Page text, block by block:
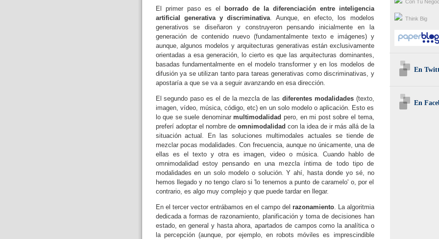
El primer paso es el borrado de la diferenciación entre inteligencia
artificial generativa y discriminativa . Aunque, en efecto, los modelos
generativos se diseñaron y construyeron pensando inicialmente en la
generación de contenido nuevo (fundamentalmente texto e imágenes) y
aunque, algunos modelos y arquitecturas generativas están exclusivamente
orientadas a esa generación, lo cierto es que las arquitecturas dominantes,
basadas fundamentalmente en el modelo transformer y en los modelos de
difusión ya se utilizan tanto para tareas generativas como discriminativas, y
apostaría a que se va a seguir avanzando en esa dirección.
El segundo paso es el de la mezcla de las diferentes modalidades(texto,
imagen, vídeo, música, código, etc) en un solo modelo o aplicación. Esto es
lo que se suele denominarmultimodalidadpero, en mi post sobre el tema,
preferí adoptar el nombre de omnimodalidad con la idea de ir más allá de la
situación actual. En las soluciones multimodales actuales se tiende de
mezclar pocas modalidades. Con frecuencia, aunque no únicamente, una de
ellas es el texto y otra es imagen, video o música. Cuando hablo de
omnimodalidad estoy pensando en una mezcla íntima de todo tipo de
modalidades en un solo modelo o solución. Y ahí, hasta donde yo sé, no
hemos llegado y no tengo claro si 'lo tenemos a punto de caramelo' o, por el
contrario, es algo muy complejo y que puede tardar en llegar.
En el tercer vector entrábamos en el campo del razonamiento. La algoritmia
dedicada a formas de razonamiento, planificación y toma de decisiones han
estado, en general y hasta ahora, apartados de campos como la analítica o
la percepción (aunque, por ejemplo, en robots móviles es imprescindible
Con Tu
Think Big
En
En